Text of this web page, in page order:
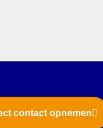
contact opnemen